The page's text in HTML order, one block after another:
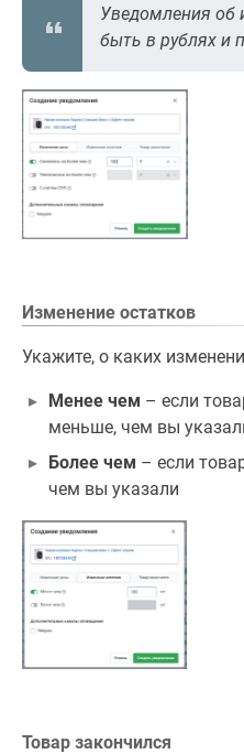
Уведомления об
быть в рублях и
Изменение остатков
Укажите, о каких
Менее чем – если
меньше, чем вы
Более чем – если
чем вы указали
Товар закончился